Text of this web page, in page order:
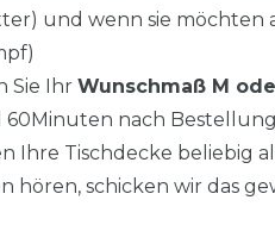
und wenn sie möchten
Sie Ihr Wunschmaß M
60Minuten nach
Ihre Tischdecke beliebig
hören, schicken wir das